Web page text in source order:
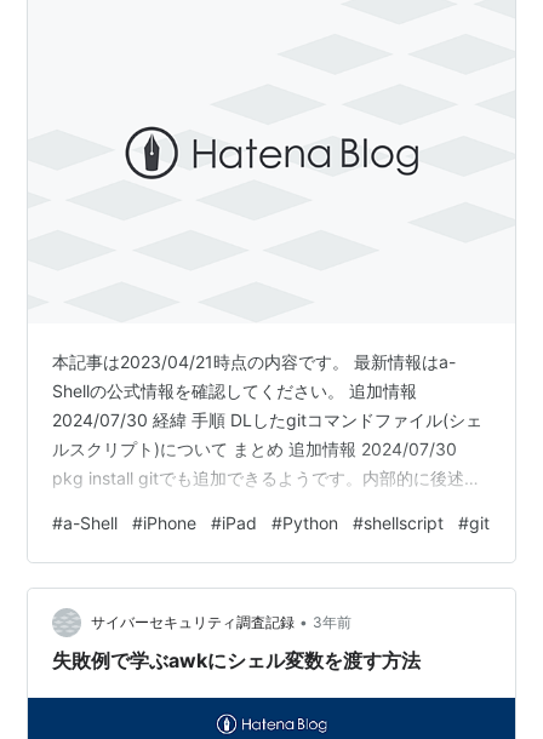
本記事は2023/04/21時点の内容です。 最新情報はa-
Shellの公式情報を確認してください。 追加情報
2024/07/30 経緯 手順 DLしたgitコマンドファイル(シェ
ルスクリプト)について まとめ 追加情報 2024/07/30
pkg install gitでも追加できるようです。内部的に後述す
す。 $ pkg install git Downloading git The git
command cannot be included with a-Shell. Would you
like to create a scr…
#a-Shell #iPhone #iPad #Python #shellscript #git
サイバーセキュリティ調査記録 • 3年前
失敗例で学ぶawkにシェル変数を渡す方法